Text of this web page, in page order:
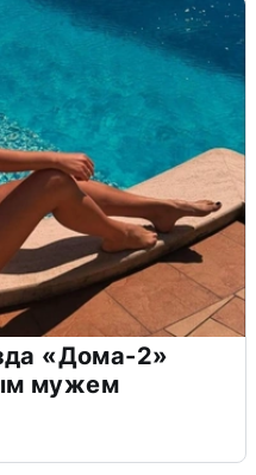
«Дома-2»
мужем